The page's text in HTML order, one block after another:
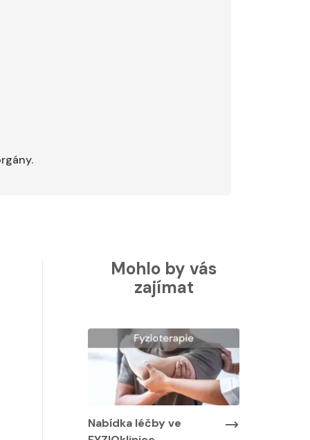
Mohlo by vás
zajímat
ve
Nabídka léčby ve